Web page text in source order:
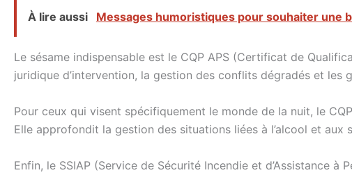
À lire aussi Messages humoristiques pour souhaiter une
Le sésame indispensable est le CQP APS (Certificat de
juridique d’intervention, la gestion des conflits dégradés et les
Pour ceux qui visent spécifiquement le monde de la nuit, le
Elle approfondit la gestion des situations liées à l’alcool et
Enfin, le SSIAP (Service de Sécurité Incendie et d’Assistance